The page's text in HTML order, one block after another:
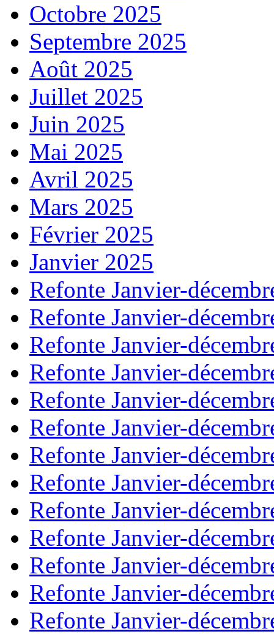
Octobre 2025
Septembre 2025
Août 2025
Juillet 2025
Juin 2025
Mai 2025
Avril 2025
Mars 2025
Février 2025
Janvier 2025
Refonte Janvier-
Refonte Janvier-
Refonte Janvier-
Refonte Janvier-
Refonte Janvier-
Refonte Janvier-
Refonte Janvier-
Refonte Janvier-
Refonte Janvier-
Refonte Janvier-
Refonte Janvier-
Refonte Janvier-
Refonte Janvier-